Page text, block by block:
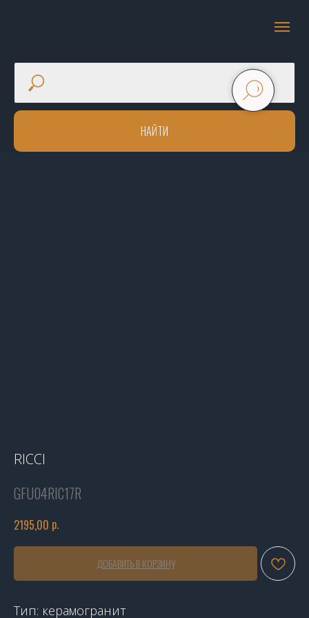
НАЙТИ
RICCI
GFU04RIC17R
2195,00 р.
ДОБАВИТЬ В КОРЗИНУ
Тип: керамогранит